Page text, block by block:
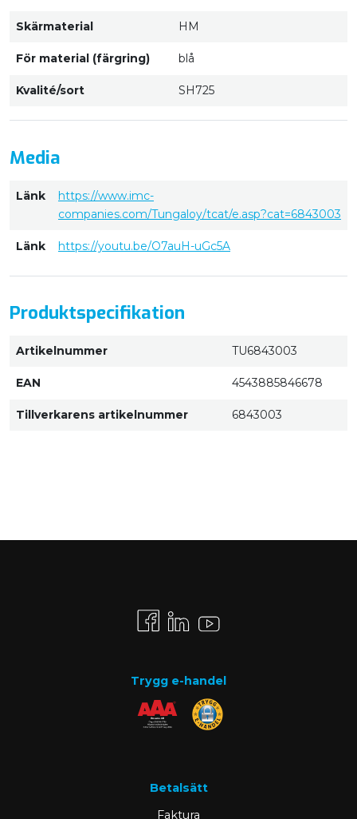
Skärmaterial HM
För material (färgring) blå
Kvalité/sort SH725
Media
Länk
https://www.imc-
companies.com/Tungaloy/tcat/e.asp?cat=6843003
Länk https://youtu.be/O7auH-uGc5A
Produktspecifikation
Artikelnummer TU6843003
EAN 4543885846678
Tillverkarens artikelnummer 6843003
Trygg e-handel
Betalsätt
Faktura